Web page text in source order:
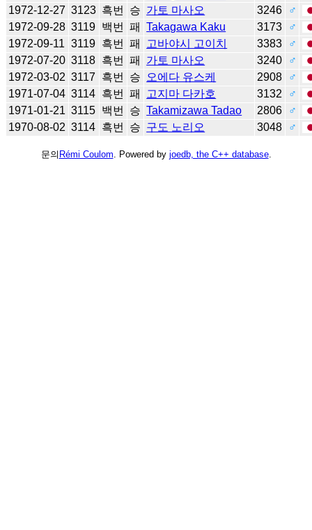
1972-12-27 3123 흑번 승 가토 마사오 3246
♂
1972-09-28 3119 백번 패 Takagawa Kaku 3173
♂
1972-09-11 3119 흑번 패 고바야시 고이치 3383
♂
1972-07-20 3118 흑번 패 가토 마사오 3240
♂
1972-03-02 3117 흑번 승 오에다 유스케 2908
♂
1971-07-04 3114 흑번 패 고지마 다카호 3132
♂
1971-01-21 3115 백번 승 Takamizawa Tadao 2806
♂
1970-08-02 3114 흑번 승 구도 노리오 3048 ♂
문의 Rémi Coulom . Powered by joedb, the C++ database.